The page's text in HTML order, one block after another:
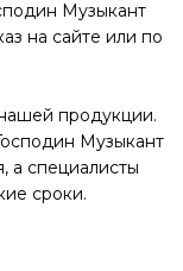
Музыкант
на сайте или по
продукции.
Музыкант
а специалисты
сроки.